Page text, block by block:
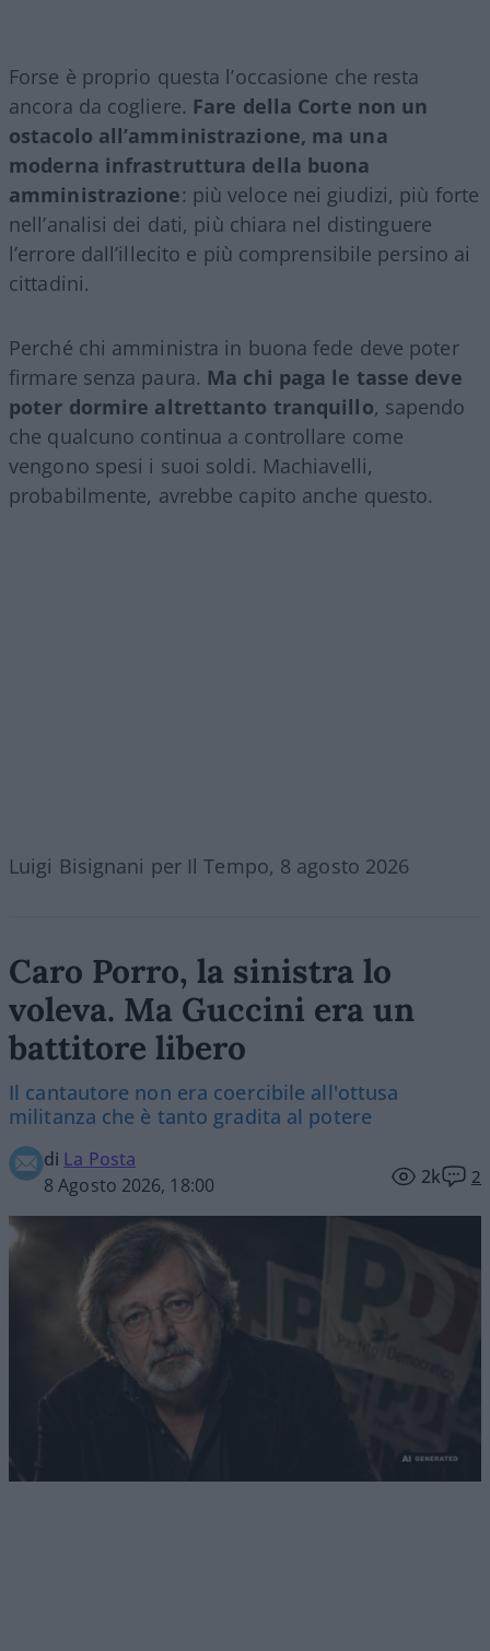
Forse è proprio questa l’occasione che resta
ancora da cogliere. Fare della Corte non un
ostacolo all’amministrazione, ma una
moderna infrastruttura della buona
amministrazione: più veloce nei giudizi, più forte
nell’analisi dei dati, più chiara nel distinguere
l’errore dall’illecito e più comprensibile persino ai
cittadini.
Perché chi amministra in buona fede deve poter
firmare senza paura. Ma chi paga le tasse deve
poter dormire altrettanto tranquillo, sapendo
che qualcuno continua a controllare come
vengono spesi i suoi soldi. Machiavelli,
probabilmente, avrebbe capito anche questo.
Luigi Bisignani per Il Tempo, 8 agosto 2026
Caro Porro, la sinistra lo
voleva. Ma Guccini era un
battitore libero
Il cantautore non era coercibile all'ottusa
militanza che è tanto gradita al potere
di La Posta
8 Agosto 2026, 18:00
2k 2